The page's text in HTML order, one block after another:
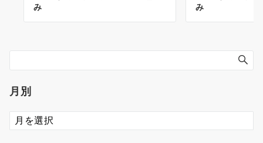
み
み
月別